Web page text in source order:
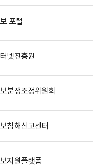
포털
넷진흥원
분쟁조정위원회
침해신고센터
지원플랫폼